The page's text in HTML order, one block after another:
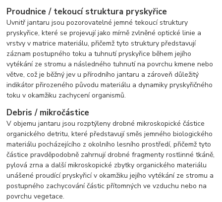
Proudnice / tekoucí struktura pryskyřice
Uvnitř jantaru jsou pozorovatelné jemné tekoucí struktury
pryskyřice, které se projevují jako mírně zvlněné optické linie a
vrstvy v matrice materiálu, přičemž tyto struktury představují
záznam postupného toku a tuhnutí pryskyřice během jejího
vytékání ze stromu a následného tuhnutí na povrchu kmene nebo
větve, což je běžný jev u přírodního jantaru a zároveň důležitý
indikátor přirozeného původu materiálu a dynamiky pryskyřičného
toku v okamžiku zachycení organismů.
Debris / mikročástice
V objemu jantaru jsou rozptýleny drobné mikroskopické částice
organického detritu, které představují směs jemného biologického
materiálu pocházejícího z okolního lesního prostředí, přičemž tyto
částice pravděpodobně zahrnují drobné fragmenty rostlinné tkáně,
pylová zrna a další mikroskopické zbytky organického materiálu
unášené proudící pryskyřicí v okamžiku jejího vytékání ze stromu a
postupného zachycování částic přítomných ve vzduchu nebo na
povrchu vegetace.